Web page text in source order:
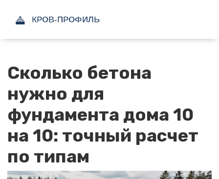
Сколько бетона
нужно для
фундамента дома 10
на 10: точный расчет
по типам